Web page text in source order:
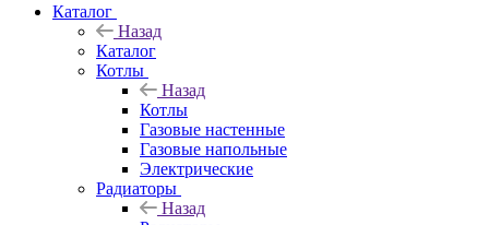
Каталог
Назад
Каталог
Котлы
Назад
Котлы
Газовые настенные
Газовые напольные
Электрические
Радиаторы
Назад